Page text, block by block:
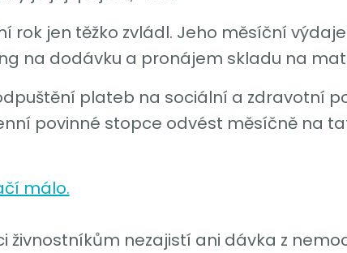
rok jen těžko zvládl. Jeho měsíční
na dodávku a pronájem skladu na
plateb na sociální a zdravotní
povinné stopce odvést měsíčně na
málo.
nezajistí ani dávka z